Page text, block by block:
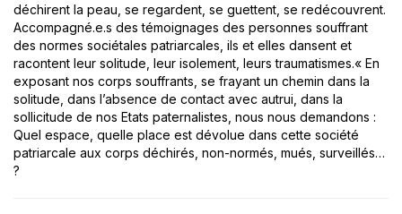
déchirent la peau, se regardent, se guettent, se redécouvrent.
Accompagné.e.s des témoignages des personnes souffrant
des normes sociétales patriarcales, ils et elles dansent et
racontent leur solitude, leur isolement, leurs traumatismes.« En
exposant nos corps souffrants, se frayant un chemin dans la
solitude, dans l’absence de contact avec autrui, dans la
sollicitude de nos Etats paternalistes, nous nous demandons :
Quel espace, quelle place est dévolue dans cette société
patriarcale aux corps déchirés, non-normés, mués, surveillés…
?